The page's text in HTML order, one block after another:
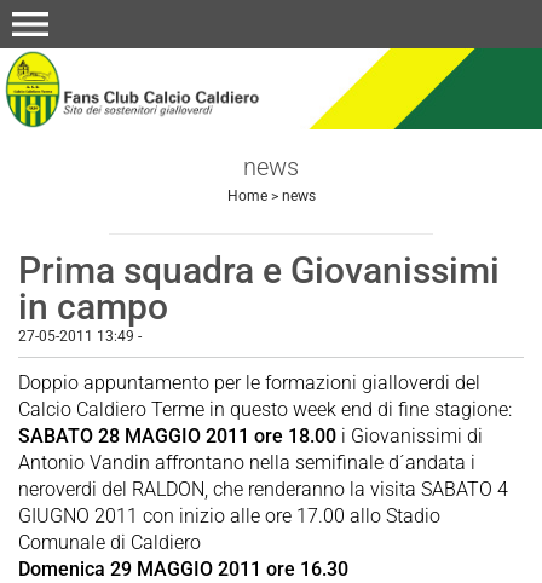
menu
news
Home> news
Prima squadra e Giovanissimi
in campo
27-05-2011 13:49 -
Doppio appuntamento per le formazioni gialloverdi del
Calcio Caldiero Terme in questo week end di fine stagione:
SABATO 28 MAGGIO 2011 ore 18.00 i Giovanissimi di
Antonio Vandin affrontano nella semifinale d´andata i
neroverdi del RALDON, che renderanno la visita SABATO 4
GIUGNO 2011 con inizio alle ore 17.00 allo Stadio
Comunale di Caldiero
Domenica 29 MAGGIO 2011 ore 16.30